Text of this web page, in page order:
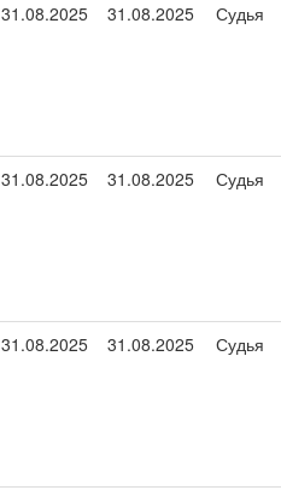
31.08.2025 31.08.2025 Судья
31.08.2025 31.08.2025 Судья
31.08.2025 31.08.2025 Судья